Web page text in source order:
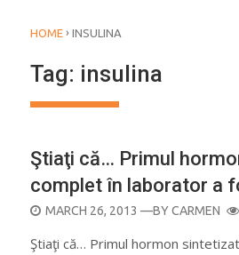
HOME › INSULINA
Tag: insulina
Ştiaţi că… Primul
complet în laborator a
POSTED
MARCH 26, 2013 —BYCARMEN
Ştiaţi că… Primul hormon